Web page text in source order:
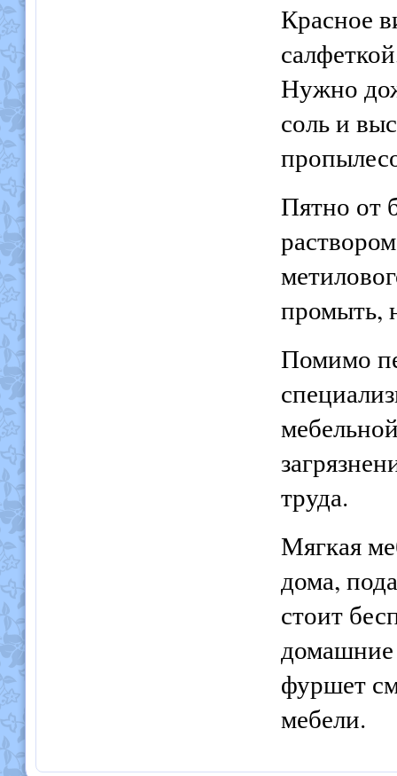
Красное
Нужно
соль и
Пятно от
промыть,
Помимо
труда.
Мягкая
дома,
стоит
домашние
фуршет
мебели.